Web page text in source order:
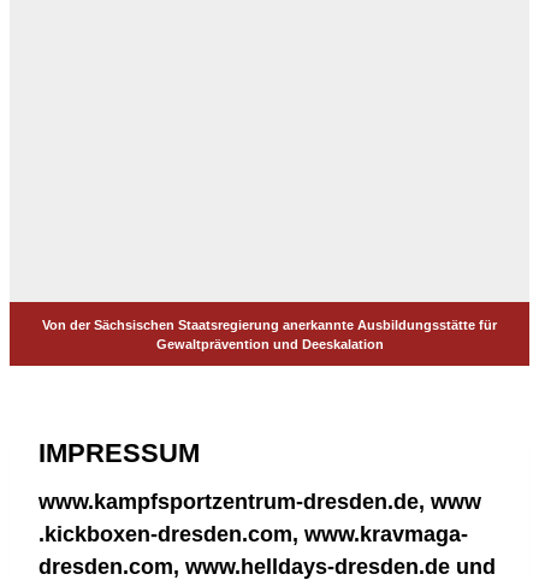
Von der Sächsischen Staatsregierung anerkannte Ausbildungsstätte für
Gewaltprävention und Deeskalation
IM­PRES­SUM
www​.kampf​sport​zen​trum​-dres​den​.de, www​
.kick​bo​xen​-dres​den​.com, www​.krav​ma​ga​-
dres​den​.com, www​.hell​days​-dres​den​.de und